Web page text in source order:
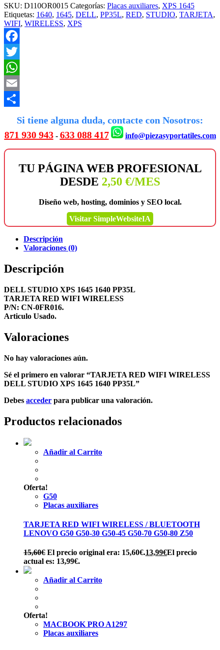
SKU: D110OR0015 Categorías: Placas auxiliares, XPS 1645
Etiquetas: 1640, 1645, DELL, PP35L, RED, STUDIO, TARJETA,
WIFI, WIRELESS, XPS
Facebook
Twitter
WhatsApp
Email
Si tiene alguna duda, contacte con Nosotros:
871 930 943- 633 088 417 info@piezasyportatiles.com
TU PÁGINA WEB PROFESIONAL
DESDE 2,50 €/MES
Diseño web, hosting, dominios y SEO local.
Visitar SimpleWebsiteIA
Descripción
Valoraciones (0)
Descripción
DELL STUDIO XPS 1645 1640 PP35L
TARJETA RED WIFI WIRELESS
P/N: CN-0FR016.
Articulo Usado.
Valoraciones
No hay valoraciones aún.
Sé el primero en valorar “TARJETA RED WIFI WIRELESS
DELL STUDIO XPS 1645 1640 PP35L”
Debes acceder para publicar una valoración.
Productos relacionados
Añadir al Carrito
Oferta!
G50
Placas auxiliares
TARJETA RED WIFI WIRELESS / BLUETOOTH
LENOVO G50 G50-30 G50-45 G50-70 G50-80 Z50
15,60€ El precio original era: 15,60€.13,99€El precio
actual es: 13,99€.
Añadir al Carrito
Oferta!
MACBOOK PRO A1297
Placas auxiliares